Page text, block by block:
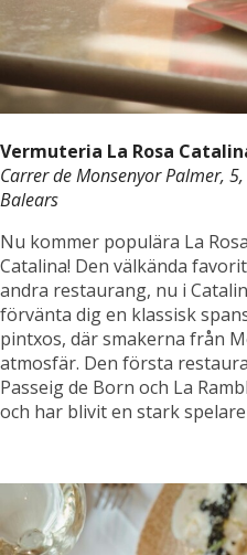
Vermuteria La Rosa
Carrer de Monsenyor Palmer,
Balears
Nu kommer populära La
Catalina! Den välkända
andra restaurang, nu i
förvänta dig en klassisk
pintxos, där smakerna från
atmosfär. Den första
Passeig de Born och La
och har blivit en stark